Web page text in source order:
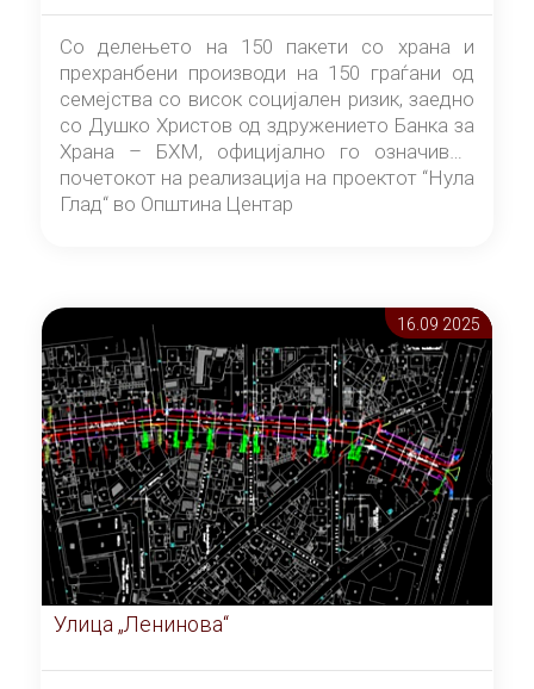
Со делењето на 150 пакети со храна и
прехранбени производи на 150 граѓани од
семејства со висок социјален ризик, заедно
со Душко Христов од здружението Банка за
Храна – БХМ, официјално го означивме
почетокот на реализација на проектот “Нула
Глад“ во Општина Центар
16.09 2025
Улица „Ленинова“